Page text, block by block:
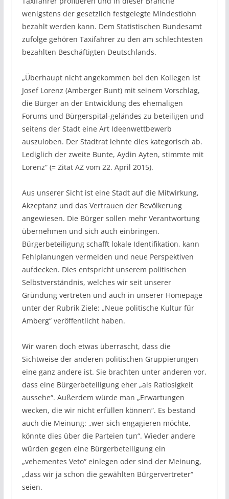
wenigstens der gesetzlich festgelegte Mindestlohn
bezahlt werden kann. Dem Statistischen Bundesamt
zufolge gehören Taxifahrer zu den am schlechtesten
bezahlten Beschäftigten Deutschlands.
„Überhaupt nicht angekommen bei den Kollegen ist
Josef Lorenz (Amberger Bunt) mit seinem Vorschlag,
die Bürger an der Entwicklung des ehemaligen
Forums und Bürgerspital-geländes zu beteiligen und
seitens der Stadt eine Art Ideenwettbewerb
auszuloben. Der Stadtrat lehnte dies kategorisch ab.
Lediglich der zweite Bunte, Aydin Ayten, stimmte mit
Lorenz“ (= Zitat AZ vom 22. April 2015).
Aus unserer Sicht ist eine Stadt auf die Mitwirkung,
Akzeptanz und das Vertrauen der Bevölkerung
angewiesen. Die Bürger sollen mehr Verantwortung
übernehmen und sich auch einbringen.
Bürgerbeteiligung schafft lokale Identifikation, kann
Fehlplanungen vermeiden und neue Perspektiven
aufdecken. Dies entspricht unserem politischen
Selbstverständnis, welches wir seit unserer
Gründung vertreten und auch in unserer Homepage
unter der Rubrik Ziele: „Neue politische Kultur für
Amberg“ veröffentlicht haben.
Wir waren doch etwas überrascht, dass die
Sichtweise der anderen politischen Gruppierungen
eine ganz andere ist. Sie brachten unter anderen vor,
dass eine Bürgerbeteiligung eher „als Ratlosigkeit
aussehe“. Außerdem würde man „Erwartungen
wecken, die wir nicht erfüllen können“. Es bestand
auch die Meinung: „wer sich engagieren möchte,
könnte dies über die Parteien tun“. Wieder andere
würden gegen eine Bürgerbeteiligung ein
„vehementes Veto“ einlegen oder sind der Meinung,
„dass wir ja schon die gewählten Bürgervertreter“
seien.